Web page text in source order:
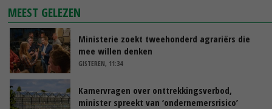
MEEST GELEZEN
Ministerie zoekt tweehonderd agrariërs die
mee willen denken
GISTEREN, 11:34
Kamervragen over onttrekkingsverbod,
minister spreekt van ‘ondernemersrisico’